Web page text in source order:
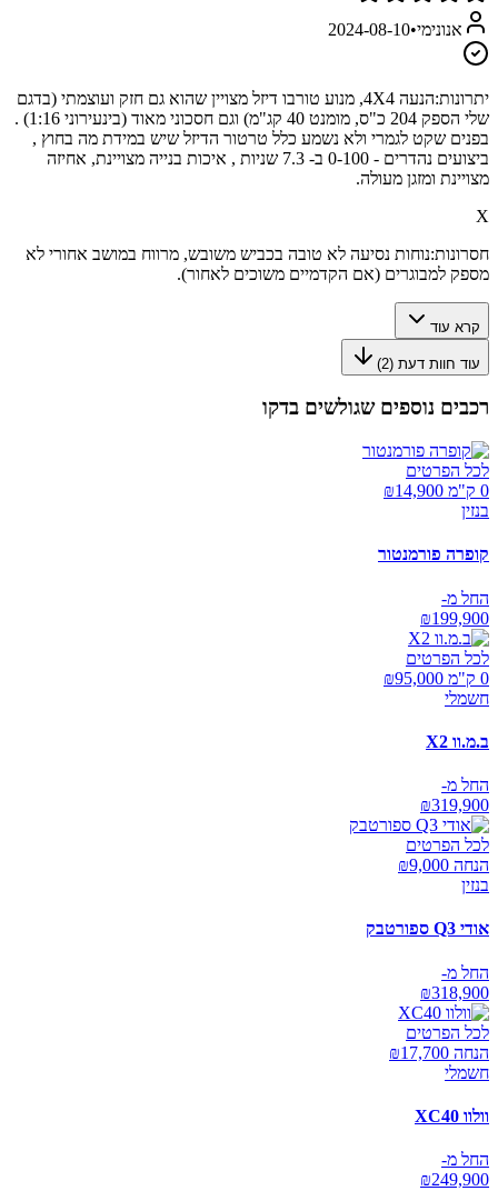
אנונימי•
2024-08-10
יתרונות:
הנעה 4X4, מנוע טורבו דיזל מצויין שהוא גם חזק ועוצמתי (בדגם
שלי הספק 204 כ"ס, מומנט 40 קג"מ) וגם חסכוני מאוד (בינעירוני 1:16) .
בפנים שקט לגמרי ולא נשמע כלל טרטור הדיזל שיש במידת מה בחוץ ,
ביצועים נהדרים - 0-100 ב- 7.3 שניות , איכות בנייה מצויינת, אחיזה
מצויינת ומזגן מעולה.
X
חסרונות:נוחות נסיעה לא טובה בכביש משובש, מרווח במושב אחורי לא
מספק למבוגרים (אם הקדמיים משוכים לאחור).
קרא עוד
עוד חוות דעת (2
)
רכבים נוספים שגולשים בדקו
לכל הפרטים
0 ק"מ ₪
14,900
בנזין
קופרה פורמנטור
החל מ-
₪199,900
לכל הפרטים
0 ק"מ ₪
95,000
חשמלי
ב.מ.וו X2
החל מ-
₪319,900
לכל הפרטים
הנחה ₪ 9,000
בנזין
אודי Q3 ספורטבק
החל מ-
₪318,900
לכל הפרטים
הנחה ₪ 17,700
חשמלי
וולוו XC40
החל מ-
₪249,900